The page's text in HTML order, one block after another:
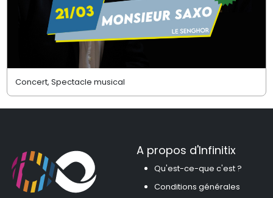
Concert, Spectacle musical
A propos d'Infinitix
Qu'est-ce-que c'est ?
Conditions générales